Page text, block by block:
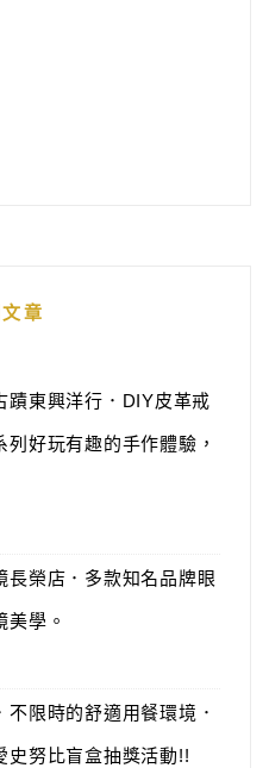
章
蹟東興洋行．DIY皮革戒
好玩有趣的手作體驗，
長榮店．多款知名品牌眼
美學。
限時的舒適用餐環境．
史努比盲盒抽獎活動!!